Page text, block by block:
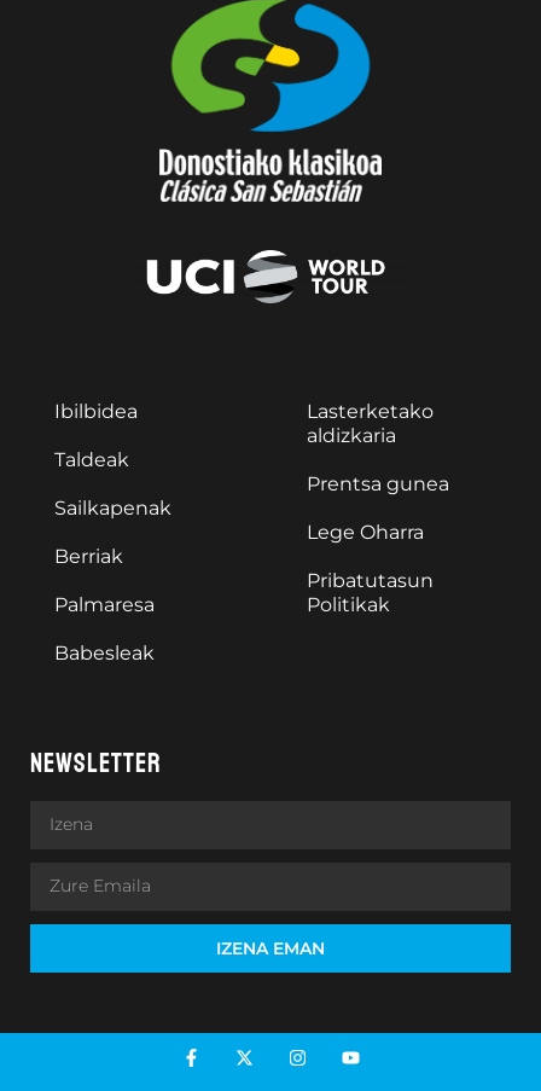
Ibilbidea
Taldeak
Sailkapenak
Berriak
Palmaresa
Babesleak
Lasterketako
aldizkaria
Prentsa gunea
Lege Oharra
Pribatutasun
Politikak
NEWSLETTER
IZENA EMAN